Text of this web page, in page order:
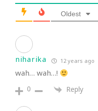
Oldest
niharika 12 years ago
wah… wah…!
0 Reply